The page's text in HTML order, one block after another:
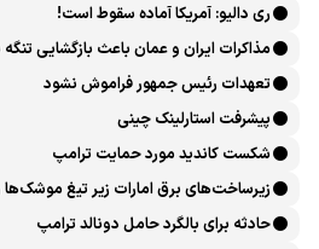
ری دالیو: آمریکا آماده سقوط است!
مذاکرات ایران و عمان باعث بازگشایی
تعهدات رئیس جمهور فراموش نشود
پیشرفت ‏استارلینک چینی
شکست کاندید مورد حمایت ترامپ
زیرساخت‌های برق امارات زیر تیغ موشک‌ها
حادثه برای بالگرد حامل دونالد ترامپ